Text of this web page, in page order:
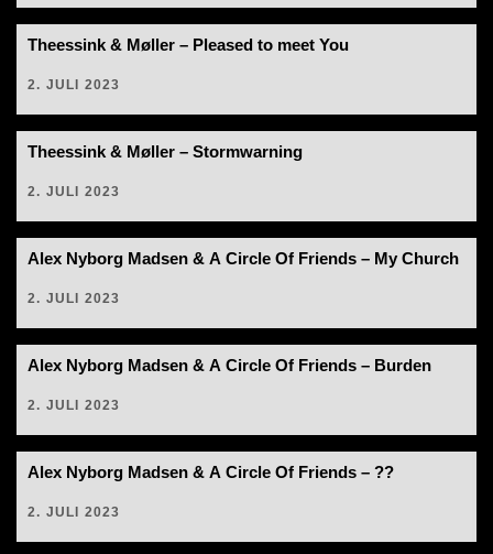
Theessink & Møller – Pleased to meet You
2. JULI 2023
Theessink & Møller – Stormwarning
2. JULI 2023
Alex Nyborg Madsen & A Circle Of Friends – My Church
2. JULI 2023
Alex Nyborg Madsen & A Circle Of Friends – Burden
2. JULI 2023
Alex Nyborg Madsen & A Circle Of Friends – ??
2. JULI 2023